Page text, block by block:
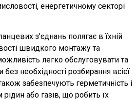
енергетичному секторі
з’єднань полягає в їхній
швидкого монтажу та
легко обслуговувати та
необхідності розбирання всієї
забезпечують герметичність і
або газів, що робить їх